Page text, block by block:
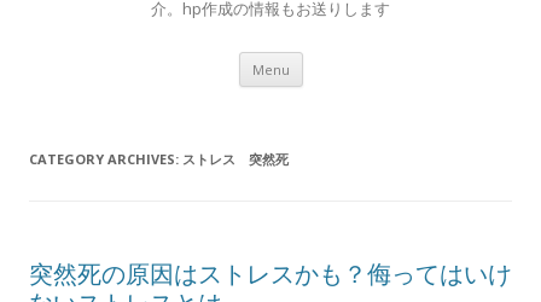
介。hp作成の情報もお送りします
Menu Skip to content
CATEGORY ARCHIVES: ストレス 突然死
突然死の原因はストレスかも？侮ってはいけ